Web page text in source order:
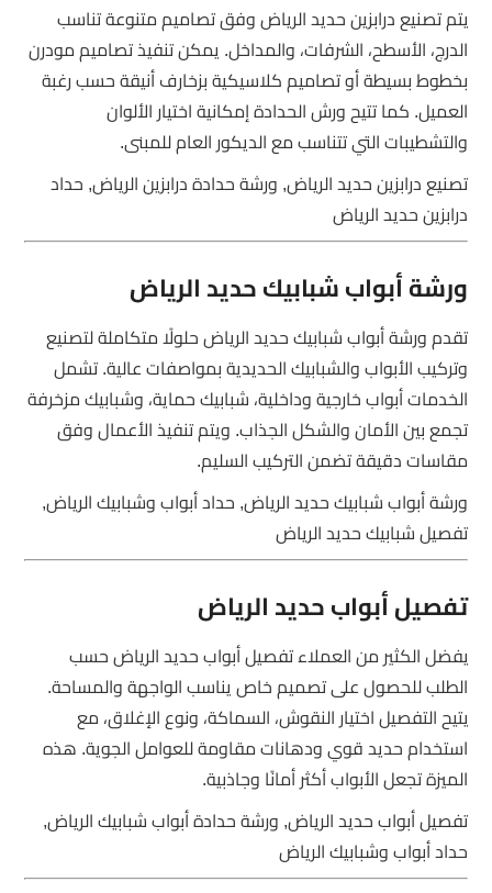
يتم تصنيع درابزين حديد الرياض وفق تصاميم متنوعة تناسب
الدرج، الأسطح، الشرفات، والمداخل. يمكن تنفيذ تصاميم مودرن
بخطوط بسيطة أو تصاميم كلاسيكية بزخارف أنيقة حسب رغبة
العميل. كما تتيح ورش الحدادة إمكانية اختيار الألوان
والتشطيبات التي تتناسب مع الديكور العام للمبنى.
تصنيع درابزين حديد الرياض, ورشة حدادة درابزين الرياض, حداد
درابزين حديد الرياض
ورشة أبواب شبابيك حديد الرياض
تقدم ورشة أبواب شبابيك حديد الرياض حلولًا متكاملة لتصنيع
وتركيب الأبواب والشبابيك الحديدية بمواصفات عالية. تشمل
الخدمات أبواب خارجية وداخلية، شبابيك حماية، وشبابيك مزخرفة
تجمع بين الأمان والشكل الجذاب. ويتم تنفيذ الأعمال وفق
مقاسات دقيقة تضمن التركيب السليم.
ورشة أبواب شبابيك حديد الرياض, حداد أبواب وشبابيك الرياض,
تفصيل شبابيك حديد الرياض
تفصيل أبواب حديد الرياض
يفضل الكثير من العملاء تفصيل أبواب حديد الرياض حسب
الطلب للحصول على تصميم خاص يناسب الواجهة والمساحة.
يتيح التفصيل اختيار النقوش، السماكة، ونوع الإغلاق، مع
استخدام حديد قوي ودهانات مقاومة للعوامل الجوية. هذه
الميزة تجعل الأبواب أكثر أمانًا وجاذبية.
تفصيل أبواب حديد الرياض, ورشة حدادة أبواب شبابيك الرياض,
حداد أبواب وشبابيك الرياض